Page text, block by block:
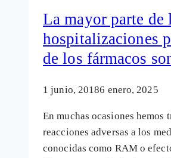
La mayor parte de
hospitalizaciones
de los fármacos
1 junio, 20186 enero, 2025
En muchas ocasiones hemos
reacciones adversas a los
conocidas como RAM o